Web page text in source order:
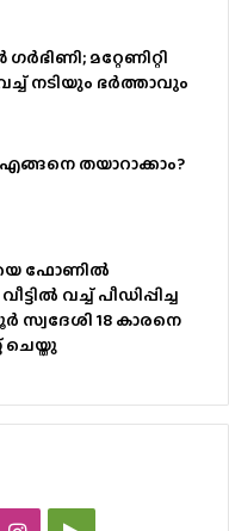
മറ്റേണിറ്റി
നടിയും ഭർത്താവും
തയാറാക്കാം?
ഫോണിൽ
വച്ച് പീഡിപ്പിച്ച
18 കാരനെ
ചെയ്തു